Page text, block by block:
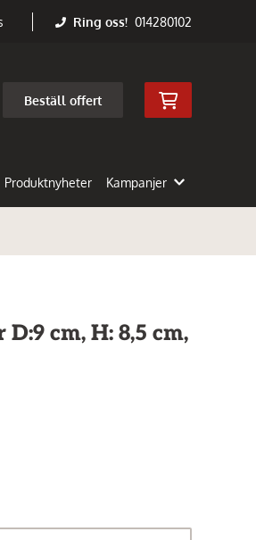
Ring oss! 014280102
Beställ offert
Produktnyheter Kampanjer
cm, H: 8,5 cm,